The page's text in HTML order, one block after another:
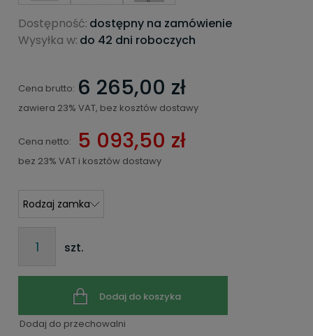
Dostępność: dostępny na zamówienie
Wysyłka w: do 42 dni roboczych
Cena brutto: 6 265,00 zł
zawiera 23% VAT, bez kosztów dostawy
Cena netto: 5 093,50 zł
bez 23% VAT i kosztów dostawy
szt.
Dodaj do koszyka
Dodaj do przechowalni